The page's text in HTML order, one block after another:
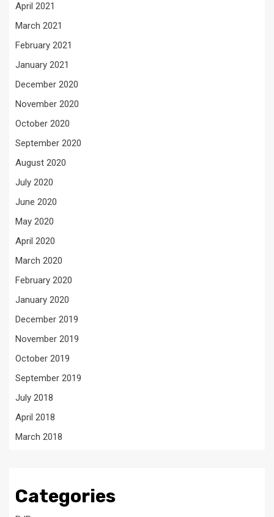
April 2021
March 2021
February 2021
January 2021
December 2020
November 2020
October 2020
September 2020
August 2020
July 2020
June 2020
May 2020
April 2020
March 2020
February 2020
January 2020
December 2019
November 2019
October 2019
September 2019
July 2018
April 2018
March 2018
Categories